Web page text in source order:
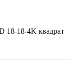
18-18-4K квадрат